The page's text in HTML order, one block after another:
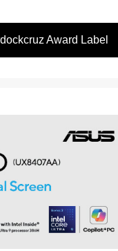
Award Label